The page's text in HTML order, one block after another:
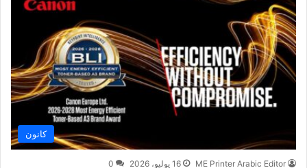
كانون
ME Printer Arabic Editor 16 يوليو، 2026 0